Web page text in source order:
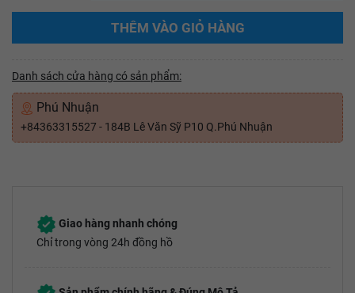
THÊM VÀO GIỎ HÀNG
Danh sách cửa hàng có sản phẩm:
Phú Nhuận
+84363315527 - 184B Lê Văn Sỹ P10 Q.Phú Nhuận
Giao hàng nhanh chóng
Chỉ trong vòng 24h đồng hồ